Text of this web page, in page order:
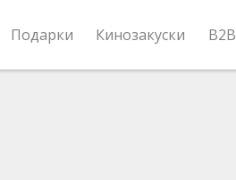
Подарки Кинозакуски B2B